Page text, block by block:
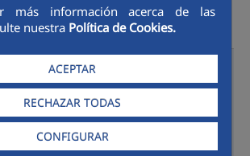
más información acerca de las
nuestra Política de Cookies.
ACEPTAR
RECHAZAR TODAS
CONFIGURAR
Presenciales
C/ As Barxas, nº17, bajo
derecha - 36950 Moaña